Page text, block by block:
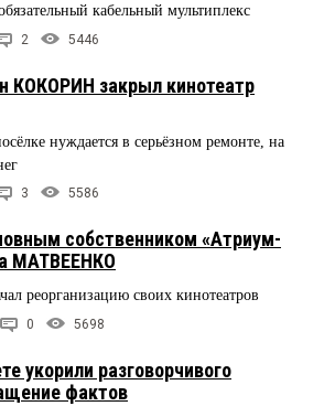
кабельный мультиплекс
2 5446
КОКОРИН закрыл кинотеатр
нуждается в серьёзном ремонте, на
3 5586
собственником «Атриум-
МАТВЕЕНКО
реорганизацию своих кинотеатров
0 5698
укорили разговорчивого
фактов